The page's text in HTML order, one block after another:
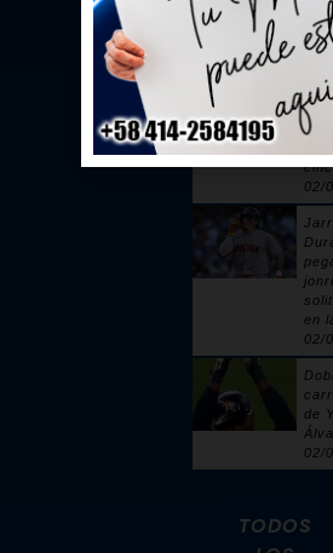
02/
02/
en
02/
de
02/
TODOS